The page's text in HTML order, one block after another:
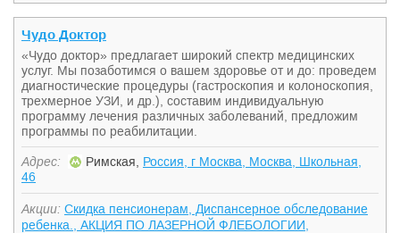
Чудо Доктор
«Чудо доктор» предлагает широкий спектр медицинских
услуг. Мы позаботимся о вашем здоровье от и до: проведем
диагностические процедуры (гастроскопия и колоноскопия,
трехмерное УЗИ, и др.), составим индивидуальную
программу лечения различных заболеваний, предложим
программы по реабилитации.
Адрес: Римская, Россия, г Москва, Москва, Школьная,
46
Акции: Скидка пенсионерам, Диспансерное обследование
ребенка., АКЦИЯ ПО ЛАЗЕРНОЙ ФЛЕБОЛОГИИ,